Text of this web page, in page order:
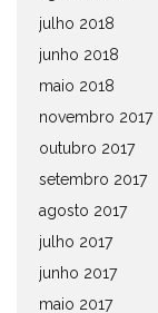
julho 2018
junho 2018
maio 2018
novembro 2017
outubro 2017
setembro 2017
agosto 2017
julho 2017
junho 2017
maio 2017